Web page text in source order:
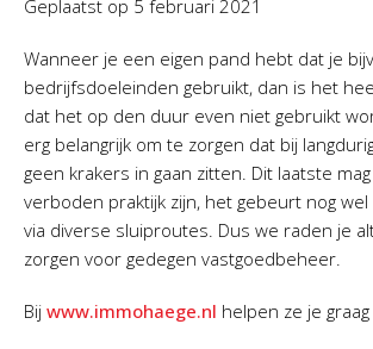
Geplaatst op 5 februari 2021
Wanneer je een eigen pand hebt dat je
bedrijfsdoeleinden gebruikt, dan is het
dat het op den duur even niet gebruikt
erg belangrijk om te zorgen dat bij
geen krakers in gaan zitten. Dit laatste
verboden praktijk zijn, het gebeurt nog
via diverse sluiproutes. Dus we raden je
zorgen voor gedegen vastgoedbeheer.
Bij www.immohaege.nl helpen ze je